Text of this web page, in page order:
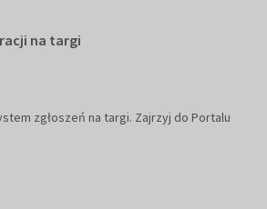
na targi
zgłoszeń na targi. Zajrzyj do Portalu